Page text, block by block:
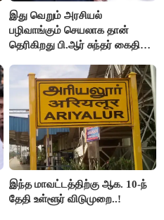
இது வெறும் அரசியல்
பழிவாங்கும் செயலாக தான்
தெரிகிறது பி.ஆர் சுந்தர் கைதிற்கு
இந்த மாவட்டத்திற்கு ஆக. 10-ந்
தேதி உள்ளூர் விடுமுறை..!